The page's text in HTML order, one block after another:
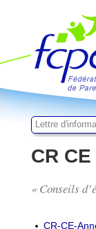
FCPE L'isle
Lettre
CR
« Conseils
CR-CE-